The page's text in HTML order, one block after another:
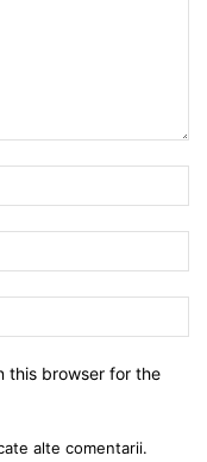
this browser for the
alte comentarii.